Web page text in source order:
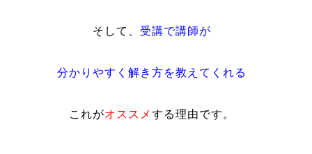
そして、 受講で講師が
分かりやすく解き方を教えてくれる
これがオススメする理由です。